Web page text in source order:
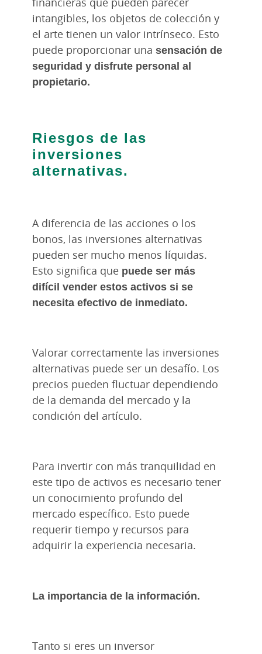
intangibles, los objetos de colección y
el arte tienen un valor intrínseco. Esto
puede proporcionar una sensación de
seguridad y disfrute personal al
propietario.
Riesgos de las
inversiones
alternativas.
A diferencia de las acciones o los
bonos, las inversiones alternativas
pueden ser mucho menos líquidas.
Esto significa que puede ser más
difícil vender estos activos si se
necesita efectivo de inmediato.
Valorar correctamente las inversiones
alternativas puede ser un desafío. Los
precios pueden fluctuar dependiendo
de la demanda del mercado y la
condición del artículo.
Para invertir con más tranquilidad en
este tipo de activos es necesario tener
un conocimiento profundo del
mercado específico. Esto puede
requerir tiempo y recursos para
adquirir la experiencia necesaria.
La importancia de la información.
Tanto si eres un inversor